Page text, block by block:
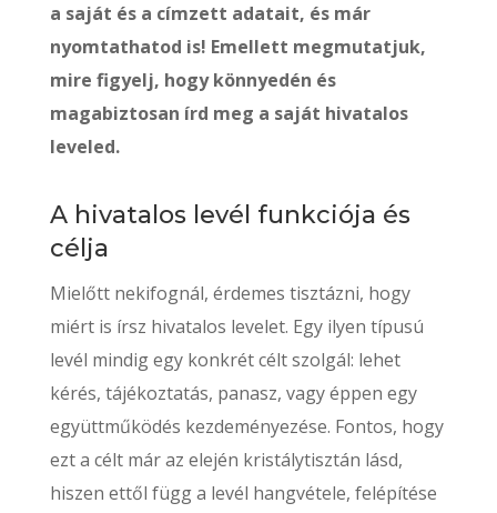
a saját és a címzett adatait, és már
nyomtathatod is! Emellett megmutatjuk,
mire figyelj, hogy könnyedén és
magabiztosan írd meg a saját hivatalos
leveled.
A hivatalos levél funkciója és
célja
Mielőtt nekifognál, érdemes tisztázni, hogy
miért is írsz hivatalos levelet. Egy ilyen típusú
levél mindig egy konkrét célt szolgál: lehet
kérés, tájékoztatás, panasz, vagy éppen egy
együttműködés kezdeményezése. Fontos, hogy
ezt a célt már az elején kristálytisztán lásd,
hiszen ettől függ a levél hangvétele, felépítése